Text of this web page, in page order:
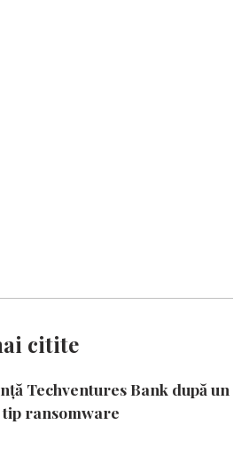
citite
Techventures Bank după un
ransomware